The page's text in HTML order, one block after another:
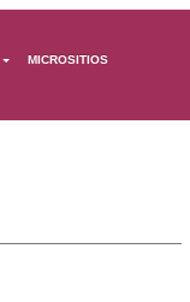
MICROSITIOS